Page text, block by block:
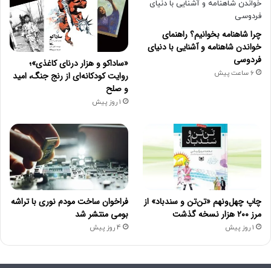
چرا شاهنامه بخوانیم؟ راهنمای
خواندن شاهنامه و آشنایی با دنیای
فردوسی
6 ساعت پیش
«ساداکو و هزار درنای کاغذی»؛
روایت کودکانه‌ای از رنج جنگ، امید
و صلح
1 روز پیش
چاپ چهل‌ونهم «تن‌تن و سندباد» از
مرز ۲۰۰ هزار نسخه گذشت
1 روز پیش
فراخوان ساخت مودم نوری با تراشه
بومی منتشر شد
4 روز پیش